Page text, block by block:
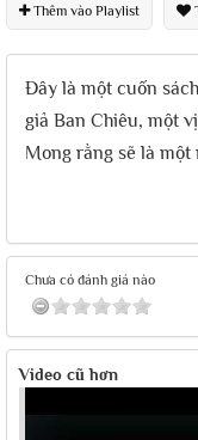
Thêm vào Playlist
Đây là một cuốn
giả Ban Chiêu, một
Mong rằng sẽ là
Chưa có đánh giá nào
Video cũ hơn